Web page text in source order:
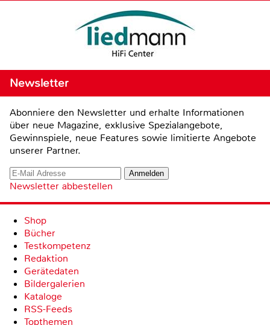
Newsletter
Abonniere den Newsletter und erhalte Informationen
über neue Magazine, exklusive Spezialangebote,
Gewinnspiele, neue Features sowie limitierte Angebote
unserer Partner.
Newsletter abbestellen
Shop
Bücher
Testkompetenz
Redaktion
Gerätedaten
Bildergalerien
Kataloge
RSS-Feeds
Topthemen